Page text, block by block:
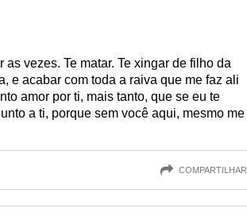
vezes. Te matar. Te xingar de filho da
e acabar com toda a raiva que me faz ali
amor por ti, mais tanto, que se eu te
a ti, porque sem você aqui, mesmo me
COMPARTILHAR